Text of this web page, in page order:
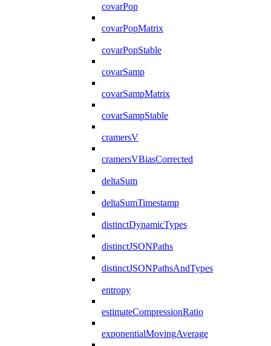
covarPop
covarPopMatrix
covarPopStable
covarSamp
covarSampMatrix
covarSampStable
cramersV
cramersVBiasCorrected
deltaSum
deltaSumTimestamp
distinctDynamicTypes
distinctJSONPaths
distinctJSONPathsAndTypes
entropy
estimateCompressionRatio
exponentialMovingAverage